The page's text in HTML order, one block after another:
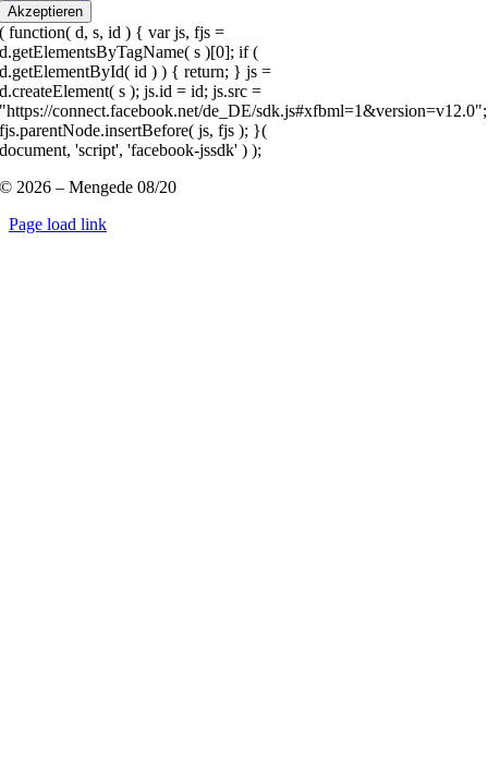
Akzeptieren
( function( d, s, id ) { var js, fjs =
d.getElementsByTagName( s )[0]; if (
d.getElementById( id ) ) { return; } js =
d.createElement( s ); js.id = id; js.src =
"https://connect.facebook.net/de_DE/sdk.js#xfbml=1&version=v12.0";
fjs.parentNode.insertBefore( js, fjs ); }(
document, 'script', 'facebook-jssdk' ) );
© 2026 – Mengede 08/20
Page load link